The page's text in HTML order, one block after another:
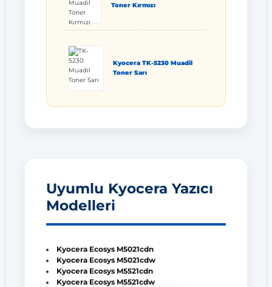
Toner Kırmızı
Kyocera TK-5230 Muadil
Toner Sarı
Uyumlu Kyocera Yazıcı
Modelleri
Kyocera Ecosys M5021cdn
Kyocera Ecosys M5021cdw
Kyocera Ecosys M5521cdn
Kyocera Ecosys M5521cdw